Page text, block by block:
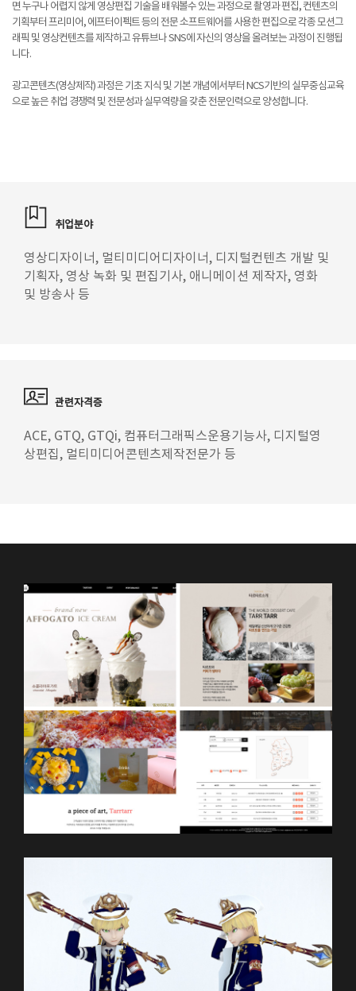
면 누구나 어렵지 않게 영상편집 기술을 배워볼수 있는 과정으로 촬영과 편집, 컨텐츠의
기획부터 프리미어, 에프터이펙트 등의 전문 소프트웨어를 사용한 편집으로 각종 모션그
래픽 및 영상컨텐츠를 제작하고 유튜브나 SNS에 자신의 영상을 올려보는 과정이 진행됩
니다.
광고콘텐츠(영상제작) 과정은 기초 지식 및 기본 개념에서부터 NCS기반의 실무중심교육
으로 높은 취업 경쟁력 및 전문성과 실무역량을 갖춘 전문인력으로 양성합니다.
취업분야
영상디자이너, 멀티미디어디자이너, 디지털컨텐츠 개발 및
기획자, 영상 녹화 및 편집기사, 애니메이션 제작자, 영화
및 방송사 등
관련자격증
ACE, GTQ, GTQi, 컴퓨터그래픽스운용기능사, 디지털영
상편집, 멀티미디어콘텐츠제작전문가 등